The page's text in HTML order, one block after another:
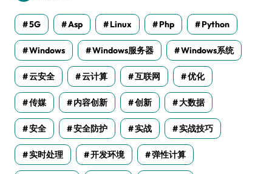
5G Asp Linux Php Python
Windows Windows服务器 Windows系统
云安全 云计算 互联网 优化
传媒 内容创新 创新 大数据
安全 安全防护 实战 实战技巧
实时处理 开发环境 弹性计算